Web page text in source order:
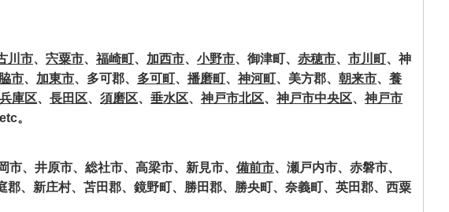
川市、 宍粟市、 福崎町、 加西市、 小野市、御津町、 赤穂市、 市川町、神
市、 加東市、多可郡、 多可町、 播磨町、 神河町、美方郡、 朝来市、 養
兵庫区、 長田区、 須磨区、 垂水区、 神戸市北区、 神戸市中央区、 神戸市
。
、井原市、総社市、高梁市、新見市、 備前市、瀬戸内市、赤磐市、
、新庄村、苫田郡、鏡野町、勝田郡、勝央町、奈義町、英田郡、西粟